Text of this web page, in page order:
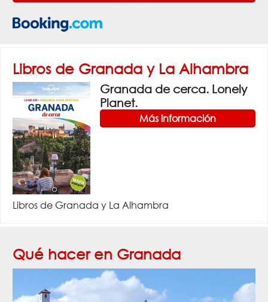
Libros de Granada y La Alhambra
Granada de cerca. Lonely
Planet.
Más información
Libros de Granada y La Alhambra
Qué hacer en Granada